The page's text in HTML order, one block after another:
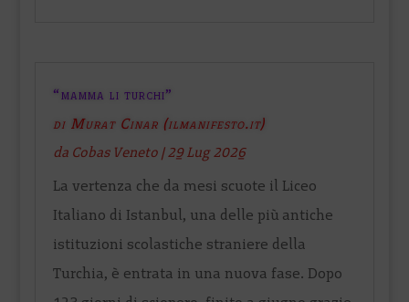
“mamma li turchi”
di Murat Cinar (ilmanifesto.it)
da Cobas Veneto |29 Lug 2026
La vertenza che da mesi scuote il Liceo
Italiano di Istanbul, una delle più antiche
istituzioni scolastiche straniere della
Turchia, è entrata in una nuova fase. Dopo